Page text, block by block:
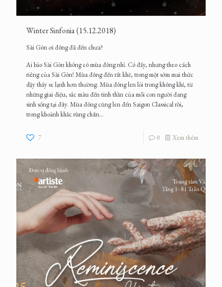
Winter Sinfonia (15.12.2018)
Sài Gòn ơi đông đã đến chưa?
Ai bảo Sài Gòn không có mùa đông nhỉ. Có đấy, nhưng theo cách
riêng của Sài Gòn! Mùa đông đến rất khẽ, trong một sớm mai thức
dậy thấy se lạnh hơn thường. Mùa đông len lỏi trong không khí, từ
những giai điệu, sắc màu đến tinh thần của mỗi con người đang
sinh sống tại đây. Mùa đông cũng len đến Saigon Classical rồi,
trong khoảnh khắc rùng chân...
7 0 Xem thêm